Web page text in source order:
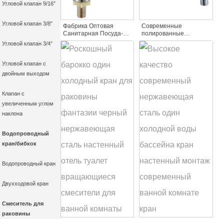
Угловой клапан 9/16″
Угловой клапан 3/8″
Угловой клапан 3/4″
Угловой клапан с
двойным выходом
Клапан с
увеличенным углом
наклона
Водопроводный
кран/бибкок
Водопроводный кран
Двухходовой кран
Смеситель для
раковины
Фабрика Оптовая
Санитарная Посуда-
Один Холодной Воды
Раковина Кран
Отделка Одной Ручкой
Цинковый Сплав Кран
Современные
полированные
хромированные
одиночные холодной
горячей продажи
одной ручкой одно
отверстие дизайн для